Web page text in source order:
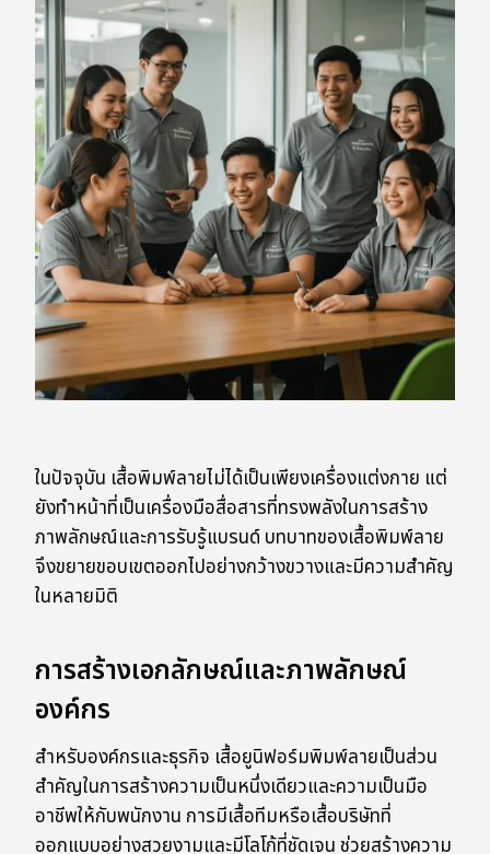
ในปัจจุบัน เสื้อพิมพ์ลายไม่ได้เป็นเพียงเครื่องแต่งกาย แต่
ยังทำหน้าที่เป็นเครื่องมือสื่อสารที่ทรงพลังในการสร้าง
ภาพลักษณ์และการรับรู้แบรนด์ บทบาทของเสื้อพิมพ์ลาย
จึงขยายขอบเขตออกไปอย่างกว้างขวางและมีความสำคัญ
ในหลายมิติ
การสร้างเอกลักษณ์และภาพลักษณ์
องค์กร
สำหรับองค์กรและธุรกิจ เสื้อยูนิฟอร์มพิมพ์ลายเป็นส่วน
สำคัญในการสร้างความเป็นหนึ่งเดียวและความเป็นมือ
อาชีพให้กับพนักงาน การมีเสื้อทีมหรือเสื้อบริษัทที่
ออกแบบอย่างสวยงามและมีโลโก้ที่ชัดเจน ช่วยสร้างความ